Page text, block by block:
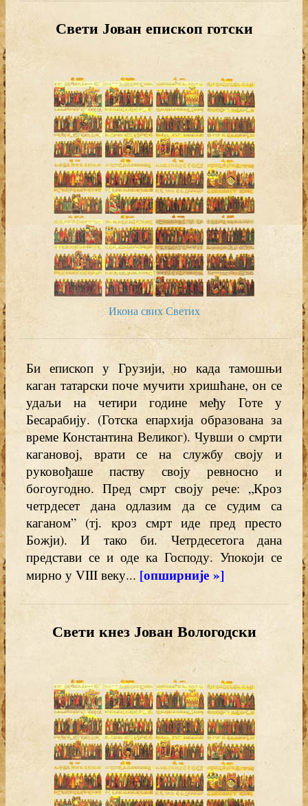
Свети Јован епископ готски
Икона свих Светих
Би епископ у Грузији, но када тамошњи
каган татарски поче мучити хришћане, он се
удаљи на четири године међу Готе у
Бесарабију. (Готска епархија образована за
време Константина Великог). Чувши о смрти
кагановој, врати се на службу своју и
руковођаше паству своју ревносно и
богоугодно. Пред смрт своју рече: „Кроз
четрдесет дана одлазим да се судим са
каганом” (тј. кроз смрт иде пред престо
Божји). И тако би. Четрдесетога дана
представи се и оде ка Господу. Упокоји се
мирно у VIII веку... [опширније »]
Свети кнез Јован Вологодски